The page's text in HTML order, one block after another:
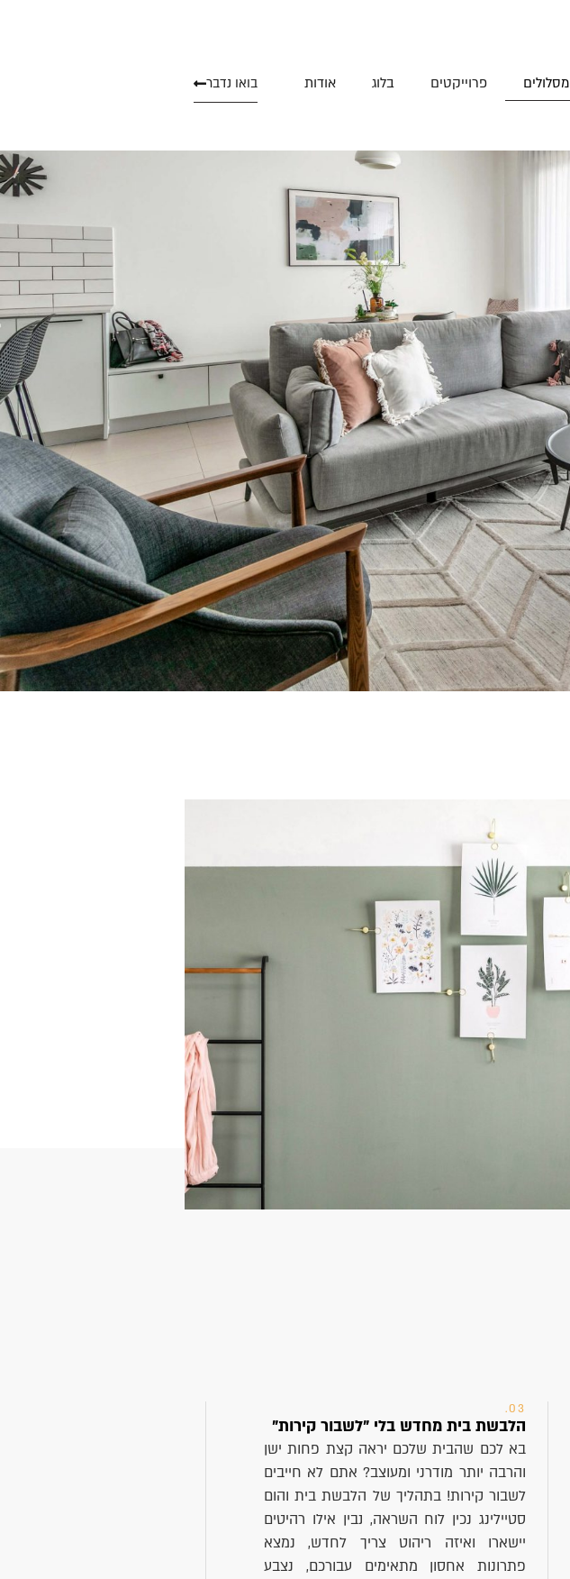
מסלולים פרוייקטים בלוג אודות בואו נדבר
03.
הלבשת בית מחדש בלי "לשבור קירות"
בא לכם שהבית שלכם יראה קצת פחות ישן
והרבה יותר מודרני ומעוצב? אתם לא חייבים
לשבור קירות! בתהליך של הלבשת בית והום
סטיילינג נכין לוח השראה, נבין אילו רהיטים
יישארו ואיזה ריהוט צריך לחדש, נמצא
פתרונות אחסון מתאימים עבורכם, נצבע